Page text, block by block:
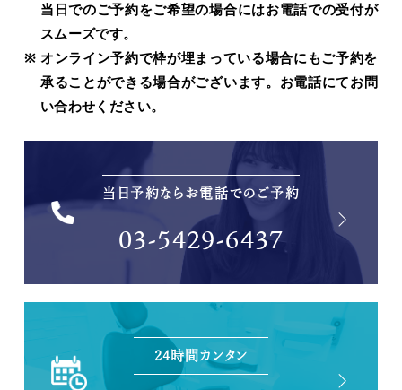
当日でのご予約をご希望の場合にはお電話での受付が
スムーズです。
オンライン予約で枠が埋まっている場合にもご予約を
承ることができる場合がございます。お電話にてお問
い合わせください。
当日予約ならお電話でのご予約
03-5429-6437
24時間カンタン